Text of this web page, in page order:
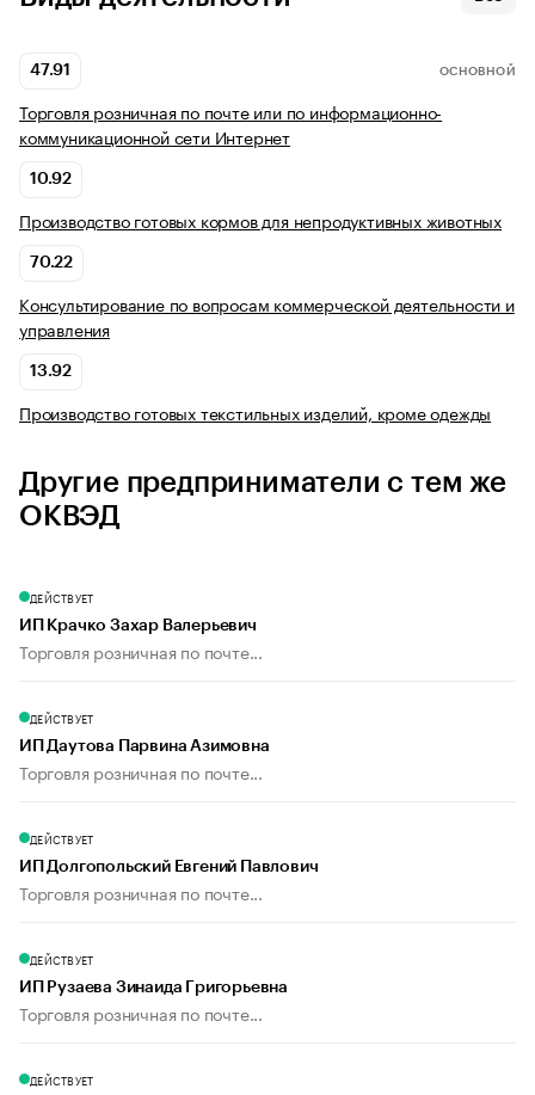
47.91 ОСНОВНОЙ
Торговля розничная по почте или по информационно-
коммуникационной сети Интернет
10.92
Производство готовых кормов для непродуктивных животных
70.22
Консультирование по вопросам коммерческой деятельности и
управления
13.92
Производство готовых текстильных изделий, кроме одежды
Другие предприниматели с тем же
ОКВЭД
ДЕЙСТВУЕТ
ИП Крачко Захар Валерьевич
Торговля розничная по почте...
ДЕЙСТВУЕТ
ИП Даутова Парвина Азимовна
Торговля розничная по почте...
ДЕЙСТВУЕТ
ИП Долгопольский Евгений Павлович
Торговля розничная по почте...
ДЕЙСТВУЕТ
ИП Рузаева Зинаида Григорьевна
Торговля розничная по почте...
ДЕЙСТВУЕТ